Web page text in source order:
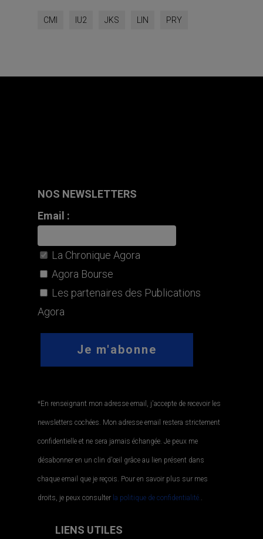
CMI IU2 JKS LIN PRY
NOS NEWSLETTERS
Email :
La Chronique Agora
Agora Bourse
Les partenaires des Publications
Agora
*En renseignant mon adresse email, j'accepte de recevoir les
newsletters cochées. Mon adresse email restera strictement
confidentielle et ne sera jamais échangée. Je peux me
désabonner en un clin d'œil grâce au lien présent dans
chaque email que je reçois. Pour en savoir plus sur mes
droits, je peux consulter la politique de confidentialité..
LIENS UTILES